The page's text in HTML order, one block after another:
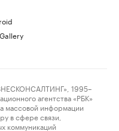
1995–
агентства «РБК»
массовой информации
в сфере связи,
коммуникаций